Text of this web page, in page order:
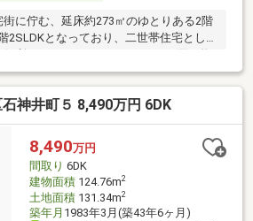
に佇む、延床約273㎡のゆとりある2階
2SLDKとなっており、二世帯住宅として
全5部屋の居室はWICなど豊富な収納を
陽光に包まれながら各々のプライベー
ます。緑豊かな井草森公園が近い落ち
西武新宿線「上井草」駅など2駅が徒歩
アクセスが日々の暮らしを彩ります。弊
スタッフが現地をご案内いたします。ぜ
ください。
神井町５ 8,490万円 6DK
8,490万円
間取り 6DK
建物面積124.76m2
土地面積131.34m2
築年月 1983年3月(築43年6ヶ月)